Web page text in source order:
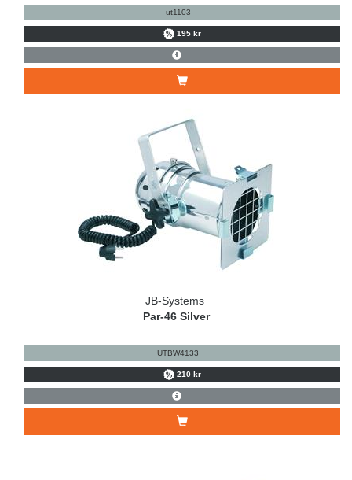
ut1103
195 kr
JB-Systems
Par-46 Silver
UTBW4133
210 kr